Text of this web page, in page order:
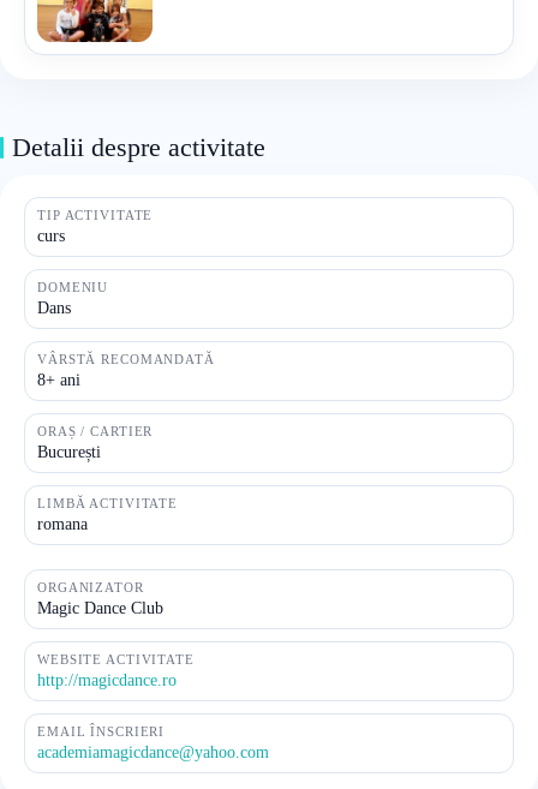
Detalii despre activitate
TIP ACTIVITATE
curs
DOMENIU
Dans
VÂRSTĂ RECOMANDATĂ
8+ ani
ORAȘ / CARTIER
București
LIMBĂ ACTIVITATE
romana
ORGANIZATOR
Magic Dance Club
WEBSITE ACTIVITATE
http://magicdance.ro
EMAIL ÎNSCRIERI
academiamagicdance@yahoo.com